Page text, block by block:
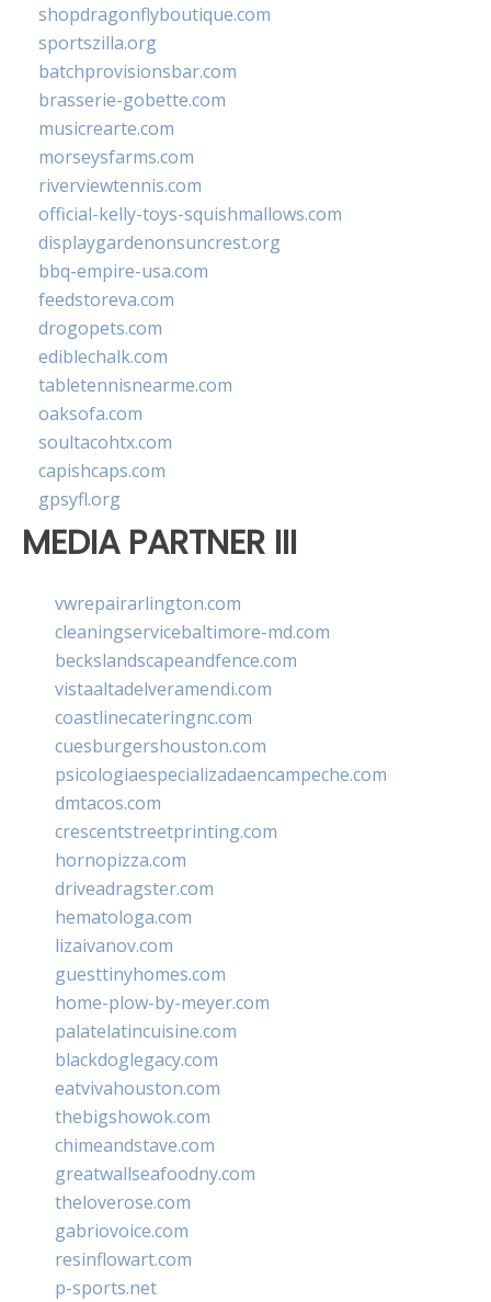
shopdragonflyboutique.com
sportszilla.org
batchprovisionsbar.com
brasserie-gobette.com
musicrearte.com
morseysfarms.com
riverviewtennis.com
official-kelly-toys-squishmallows.com
displaygardenonsuncrest.org
bbq-empire-usa.com
feedstoreva.com
drogopets.com
ediblechalk.com
tabletennisnearme.com
oaksofa.com
soultacohtx.com
capishcaps.com
gpsyfl.org
MEDIA PARTNER III
vwrepairarlington.com
cleaningservicebaltimore-md.com
beckslandscapeandfence.com
vistaaltadelveramendi.com
coastlinecateringnc.com
cuesburgershouston.com
psicologiaespecializadaencampeche.com
dmtacos.com
crescentstreetprinting.com
hornopizza.com
driveadragster.com
hematologa.com
lizaivanov.com
guesttinyhomes.com
home-plow-by-meyer.com
palatelatincuisine.com
blackdoglegacy.com
eatvivahouston.com
thebigshowok.com
chimeandstave.com
greatwallseafoodny.com
theloverose.com
gabriovoice.com
resinflowart.com
p-sports.net